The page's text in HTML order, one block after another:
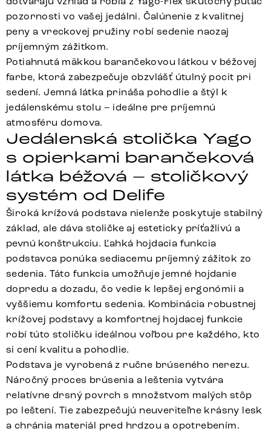
pozornosti vo vašej jedálni. Čalúnenie z kvalitnej
peny a vreckovej pružiny robí sedenie naozaj
príjemným zážitkom.
Potiahnutá mäkkou barančekovou látkou v béžovej
farbe, ktorá zabezpečuje obzvlášť útulný pocit pri
sedení. Jemná látka prináša pohodlie a štýl k
jedálenskému stolu – ideálne pre príjemnú
atmosféru domova.
Jedálenská stolička Yago
s opierkami barančeková
látka béžová – stoličkový
systém od Delife
Široká krížová podstava nielenže poskytuje stabilný
základ, ale dáva stoličke aj esteticky príťažlivú a
pevnú konštrukciu. Ľahká hojdacia funkcia
podstavca ponúka sediacemu príjemný zážitok zo
sedenia. Táto funkcia umožňuje jemné hojdanie
dopredu a dozadu, čo vedie k lepšej ergonómii a
vyššiemu komfortu sedenia. Kombinácia robustnej
krížovej podstavy a komfortnej hojdacej funkcie
robí túto stoličku ideálnou voľbou pre každého, kto
si cení kvalitu a pohodlie.
Podstava je vyrobená z ručne brúseného nerezu.
Náročný proces brúsenia a leštenia vytvára
relatívne drsný povrch s množstvom malých stôp
po leštení. Tie zabezpečujú neuveriteľne krásny lesk
a chránia materiál pred hrdzou a opotrebením.